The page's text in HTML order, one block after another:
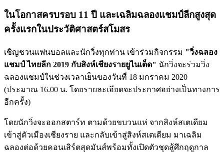
ในโอกาสครบรอบ 11 ปี และเฉลิมฉลองแชมป์ลีกสูงสุด
ครั้งแรกในประวัติศาสตร์สโมสร
เชิญชวนแฟนบอลและนักวิ่งทุกท่าน เข้าร่วมกิจกรรม "วิ่งฉลอง
แชมป์ ไทยลีก 2019 กับสิงห์เชียงรายยูไนเต็ด" นักวิ่งจะร่วมวิ่ง
ฉลองแชมป์ในช่วงเวลาเย็นของวันที่ 18 มกราคม 2020
(ประมาณ 16.00 น. โดยรายละเอียดจะประกาศอย่างเป็นทางการ
อีกครั้ง)
โดยนักวิ่งจะออกสตาร์ท ตามด้วยขบวนแห่ จากสิงห์สเตเดียม
เข้าสู่ตัวเมืองเชียงราย และกลับเข้าสู่สิงห์สเตเดียม มาเฉลิม
ฉลองต่อด้วยคอนเสิร์ตสุดมันส์พร้อมทั้งเปิดตัวชุดสู้ศึกฤดูกาล